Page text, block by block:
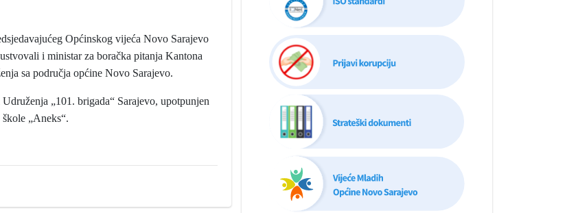
Općinskog vijeća Novo Sarajevo
i ministar za boračka pitanja Kantona
sa područja općine Novo Sarajevo.
„101. brigada“ Sarajevo, upotpunjen
„Aneks“.